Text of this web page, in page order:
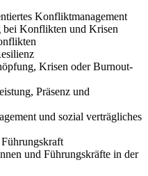
Konfliktmanagement
bei Konflikten und Krisen
Krisen oder Burnout-
Präsenz und
und sozial verträgliches
und Führungskräfte in der